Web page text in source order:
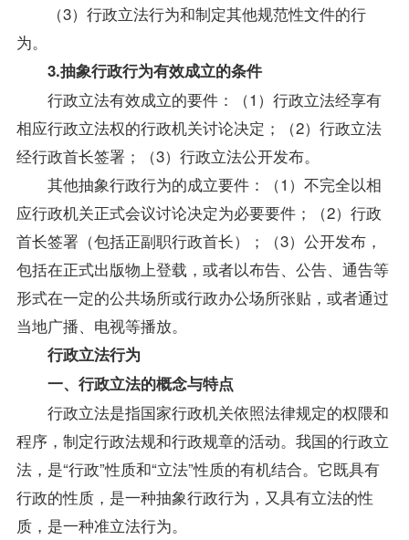
（3）行政立法行为和制定其他规范性文件的行
为。
3.抽象行政行为有效成立的条件
行政立法有效成立的要件：（1）行政立法经享有
相应行政立法权的行政机关讨论决定；（2）行政立法
经行政首长签署；（3）行政立法公开发布。
其他抽象行政行为的成立要件：（1）不完全以相
应行政机关正式会议讨论决定为必要要件；（2）行政
首长签署（包括正副职行政首长）；（3）公开发布，
包括在正式出版物上登载，或者以布告、公告、通告等
形式在一定的公共场所或行政办公场所张贴，或者通过
当地广播、电视等播放。
行政立法行为
一、行政立法的概念与特点
行政立法是指国家行政机关依照法律规定的权隈和
程序，制定行政法规和行政规章的活动。我国的行政立
法，是“行政”性质和“立法”性质的有机结合。它既具有
行政的性质，是一种抽象行政行为，又具有立法的性
质，是一种准立法行为。